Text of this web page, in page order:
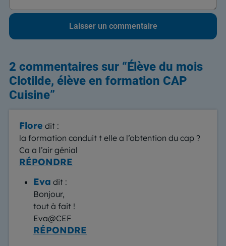
2 commentaires sur “Élève du mois
Clotilde, élève en formation CAP
Cuisine”
Flore dit :
la formation conduit t elle a l’obtention du cap ?
Ca a l’air génial
RÉPONDRE
Eva dit :
Bonjour,
tout à fait !
Eva@CEF
RÉPONDRE